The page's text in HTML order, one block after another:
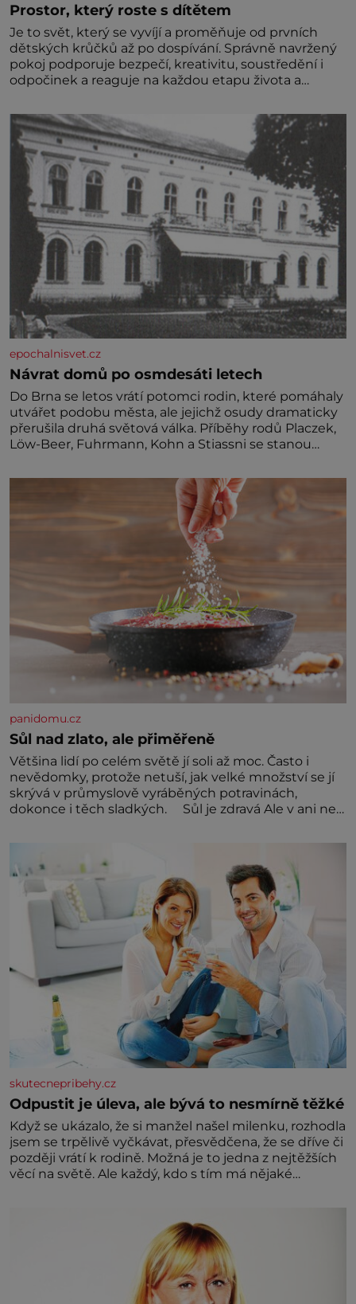
Prostor, který roste s dítětem
Je to svět, který se vyvíjí a proměňuje od prvních
dětských krůčků až po dospívání. Správně navržený
pokoj podporuje bezpečí, kreativitu, soustředění i
odpočinek a reaguje na každou etapu života a
jednoduchost, měkkost a bezpečí, proto by pokoj
miminka měl působit především klidně a útulně.
Předškolní věk je
epochalnisvet.cz
Návrat domů po osmdesáti letech
Do Brna se letos vrátí potomci rodin, které pomáhaly
utvářet podobu města, ale jejichž osudy dramaticky
přerušila druhá světová válka. Příběhy rodů Placzek,
Löw-Beer, Fuhrmann, Kohn a Stiassni se stanou
židovské kultury ŠTETL FEST 2026. Některé návraty
nejsou jednoduché. Místa, která si člověk pamatuje z
rodinných vyprávění, už dávno
panidomu.cz
Sůl nad zlato, ale přiměřeně
Většina lidí po celém světě jí soli až moc. Často i
nevědomky, protože netuší, jak velké množství se jí
skrývá v průmyslově vyráběných potravinách,
dokonce i těch sladkých. Sůl je zdravá Ale v ani ne
běžné. Její základní složky– sodík a chlór – jsou
skutecnepribehy.cz
Odpustit je úleva, ale bývá to nesmírně těžké
Když se ukázalo, že si manžel našel milenku, rozhodla
jsem se trpělivě vyčkávat, přesvědčena, že se dříve či
později vrátí k rodině. Možná je to jedna z nejtěžších
věcí na světě. Ale každý, kdo s tím má nějaké